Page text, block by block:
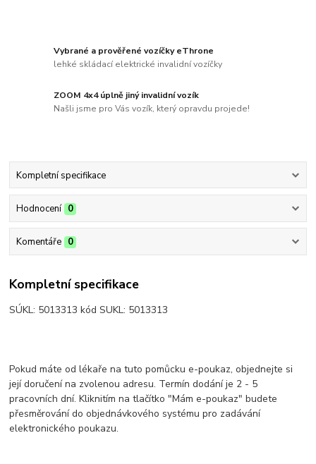
Vybrané a prověřené vozíčky eThrone
lehké skládací elektrické invalidní vozíčky
ZOOM 4x4 úplně jiný invalidní vozík
Našli jsme pro Vás vozík, který opravdu projede!
Kompletní specifikace
Hodnocení 0
Komentáře 0
Kompletní specifikace
SÚKL: 5013313 kód SUKL: 5013313
Pokud máte od lékaře na tuto pomůcku e-poukaz, objednejte si
její doručení na zvolenou adresu. Termín dodání je 2 - 5
pracovních dní. Kliknitím na tlačítko "Mám e-poukaz" budete
přesměrování do objednávkového systému pro zadávání
elektronického poukazu.